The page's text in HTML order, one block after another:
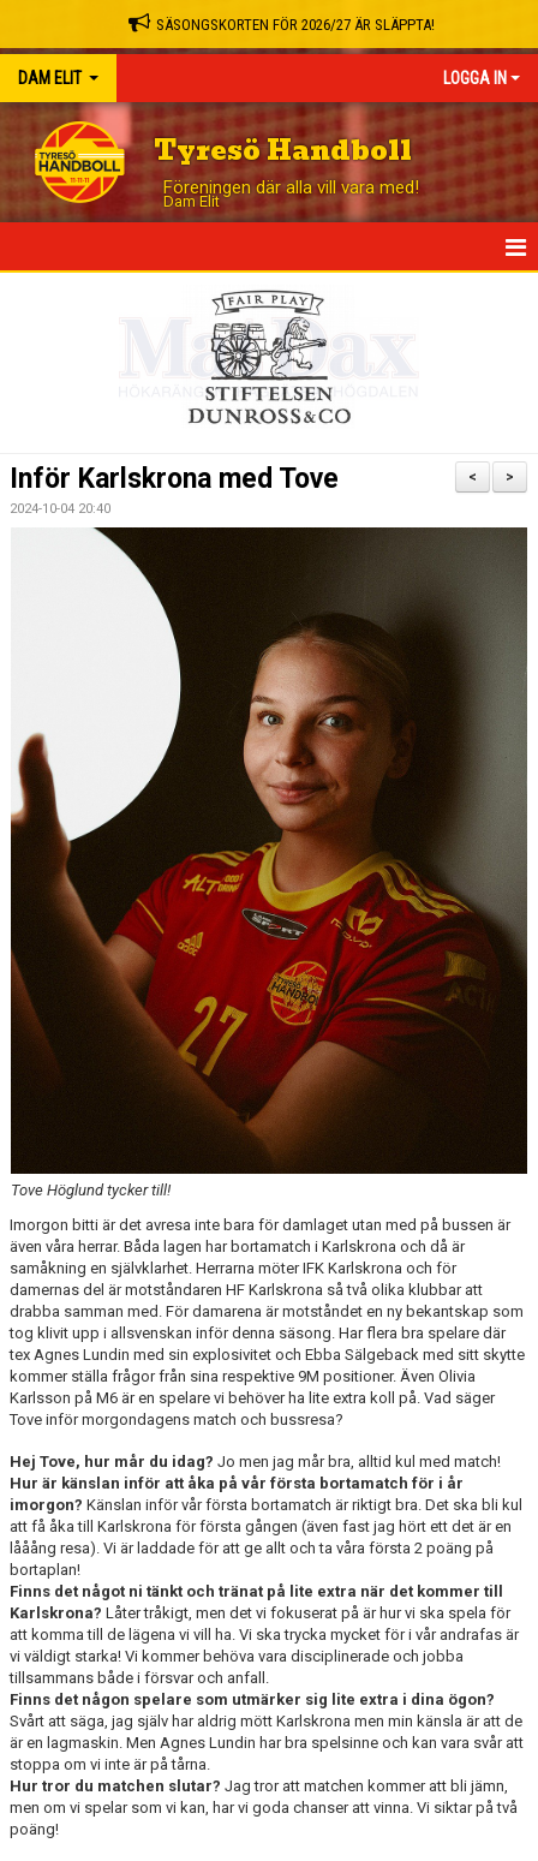
SÄSONGSKORTEN FÖR 2026/27 ÄR SLÄPPTA!
DAM ELIT LOGGA IN
Tyresö Handboll
Föreningen där alla vill vara med!
Dam Elit
TABELL
>
<
Inför Karlskrona med Tove
2024-10-04 20:40
Tove Höglund tycker till!
Imorgon bitti är det avresa inte bara för damlaget utan med på bussen är
även våra herrar. Båda lagen har bortamatch i Karlskrona och då är
samåkning en självklarhet. Herrarna möter IFK Karlskrona och för
damernas del är motståndaren HF Karlskrona så två olika klubbar att
drabba samman med. För damarena är motståndet en ny bekantskap som
tog klivit upp i allsvenskan inför denna säsong. Har flera bra spelare där
tex Agnes Lundin med sin explosivitet och Ebba Sälgeback med sitt skytte
kommer ställa frågor från sina respektive 9M positioner. Även Olivia
Karlsson på M6 är en spelare vi behöver ha lite extra koll på. Vad säger
Tove inför morgondagens match och bussresa?
Hej Tove, hur mår du idag? Jo men jag mår bra, alltid kul med match!
Hur är känslan inför att åka på vår första bortamatch för i år
imorgon? Känslan inför vår första bortamatch är riktigt bra. Det ska bli kul
att få åka till Karlskrona för första gången (även fast jag hört ett det är en
lååång resa). Vi är laddade för att ge allt och ta våra första 2 poäng på
bortaplan!
Finns det något ni tänkt och tränat på lite extra när det kommer till
Karlskrona? Låter tråkigt, men det vi fokuserat på är hur vi ska spela för
att komma till de lägena vi vill ha. Vi ska trycka mycket för i vår andrafas är
vi väldigt starka! Vi kommer behöva vara disciplinerade och jobba
tillsammans både i försvar och anfall.
Finns det någon spelare som utmärker sig lite extra i dina ögon?
Svårt att säga, jag själv har aldrig mött Karlskrona men min känsla är att de
är en lagmaskin. Men Agnes Lundin har bra spelsinne och kan vara svår att
stoppa om vi inte är på tårna.
Hur tror du matchen slutar? Jag tror att matchen kommer att bli jämn,
men om vi spelar som vi kan, har vi goda chanser att vinna. Vi siktar på två
poäng!